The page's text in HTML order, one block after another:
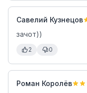
Савелий Кузнецов
зачот))
2 0
Роман Королёв